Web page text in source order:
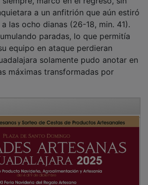
a un anfitrión que aún estiró
las ocho dianas (26-18, min. 41).
paradas, lo que permitía
equipo en ataque perdieran
solamente pudo anotar en
máximas transformadas por